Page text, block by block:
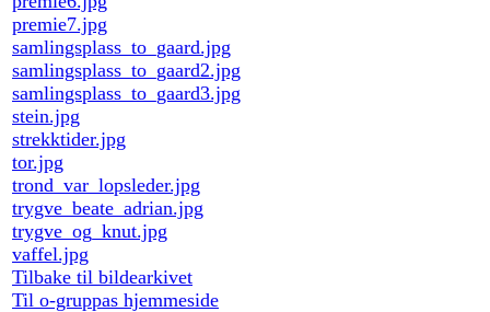
premie7.jpg
samlingsplass_to_gaard.jpg
samlingsplass_to_gaard2.jpg
samlingsplass_to_gaard3.jpg
stein.jpg
strekktider.jpg
tor.jpg
trond_var_lopsleder.jpg
trygve_beate_adrian.jpg
trygve_og_knut.jpg
vaffel.jpg
Tilbake til bildearkivet
Til o-gruppas hjemmeside